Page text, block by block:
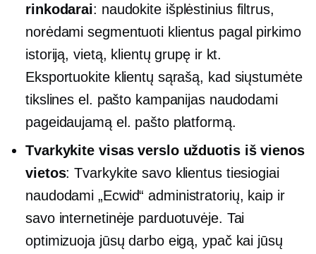
rinkodarai: naudokite išplėstinius filtrus,
norėdami segmentuoti klientus pagal pirkimo
istoriją, vietą, klientų grupę ir kt.
Eksportuokite klientų sąrašą, kad siųstumėte
tikslines el. pašto kampanijas naudodami
pageidaujamą el. pašto platformą.
Tvarkykite visas verslo užduotis iš vienos
vietos: Tvarkykite savo klientus tiesiogiai
naudodami „Ecwid“ administratorių, kaip ir
savo internetinėje parduotuvėje. Tai
optimizuoja jūsų darbo eigą, ypač kai jūsų